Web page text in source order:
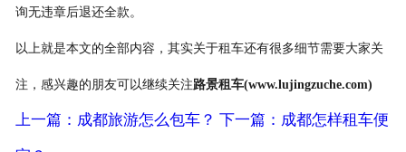
询无违章后退还全款。
以上就是本文的全部内容，其实关于租车还有很多细节需要大家关
注，感兴趣的朋友可以继续关注路景租车(www.lujingzuche.com)
上一篇：成都旅游怎么包车？ 下一篇：成都怎样租车便